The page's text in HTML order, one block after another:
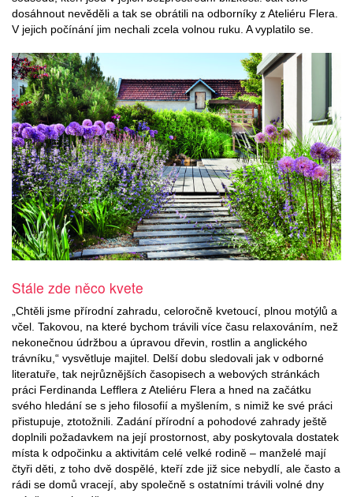
dosáhnout nevěděli a tak se obrátili na odborníky z Ateliéru Flera.
V jejich počínání jim nechali zcela volnou ruku. A vyplatilo se.
Stále zde něco kvete
„Chtěli jsme přírodní zahradu, celoročně kvetoucí, plnou motýlů a
včel. Takovou, na které bychom trávili více času relaxováním, než
nekonečnou údržbou a úpravou dřevin, rostlin a anglického
trávníku,“ vysvětluje majitel. Delší dobu sledovali jak v odborné
literatuře, tak nejrůznějších časopisech a webových stránkách
práci Ferdinanda Lefflera z Ateliéru Flera a hned na začátku
svého hledání se s jeho filosofií a myšlením, s nimiž ke své práci
přistupuje, ztotožnili. Zadání přírodní a pohodové zahrady ještě
doplnili požadavkem na její prostornost, aby poskytovala dostatek
místa k odpočinku a aktivitám celé velké rodině – manželé mají
čtyři děti, z toho dvě dospělé, kteří zde již sice nebydlí, ale často a
rádi se domů vracejí, aby společně s ostatními trávili volné dny